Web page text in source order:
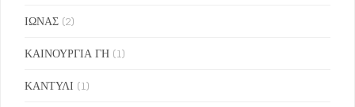
ΙΩΝΑΣ (2)
ΚΑΙΝΟΥΡΓΙΑ ΓΗ (1)
ΚΑΝΤΥΛΙ (1)